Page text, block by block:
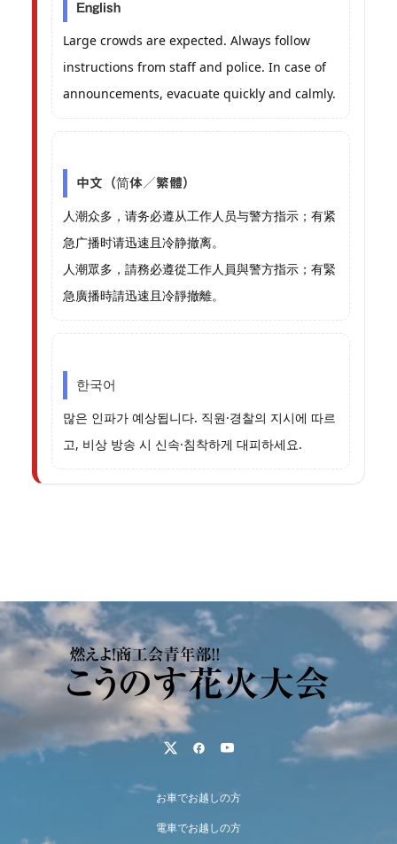
English
Large crowds are expected. Always follow
instructions from staff and police. In case of
announcements, evacuate quickly and calmly.
中文（简体／繁體）
人潮众多，请务必遵从工作人员与警方指示；有紧
急广播时请迅速且冷静撤离。
人潮眾多，請務必遵從工作人員與警方指示；有緊
急廣播時請迅速且冷靜撤離。
한국어
많은 인파가 예상됩니다. 직원·경찰의 지시에 따르
고, 비상 방송 시 신속·침착하게 대피하세요.
お車でお越しの方
電車でお越しの方